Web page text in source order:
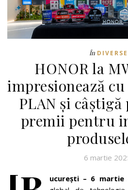
În DIVERSE
HONOR la
impresionează
PLAN și câștigă
premii pentru
6 martie
ucurești – 6 martie